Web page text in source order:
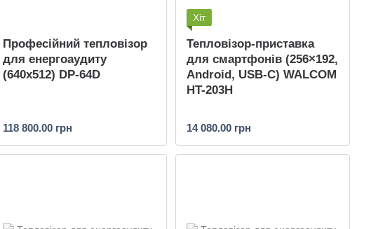
Професійний тепловізор
для енергоаудиту
(640x512) DP-64D
118 800.00 грн
Хіт
Тепловізор-приставка
для смартфонів (256×192,
Android, USB-C) WALCOM
HT-203H
14 080.00 грн